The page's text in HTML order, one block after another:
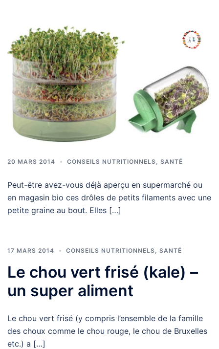
20 MARS 2014 CONSEILS NUTRITIONNELS SANTÉ
Peut-être avez-vous déjà aperçu en supermarché ou
en magasin bio ces drôles de petits filaments avec une
petite graine au bout. Elles […]
17 MARS 2014 CONSEILS NUTRITIONNELS SANTÉ
Le chou vert frisé (kale) –
un super aliment
Le chou vert frisé (y compris l’ensemble de la famille
des choux comme le chou rouge, le chou de Bruxelles
etc.) a […]